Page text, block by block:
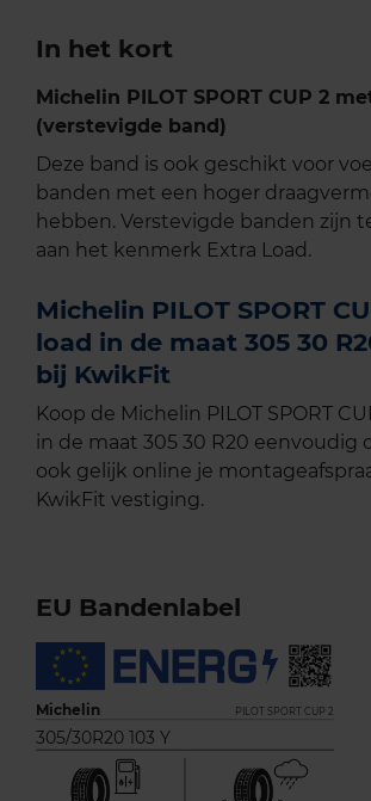
In het kort
Michelin PILOT SPORT CUP 2
(verstevigde band)
Deze band is ook geschikt voor
banden met een hoger
hebben. Verstevigde banden zijn
aan het kenmerk Extra Load.
Michelin PILOT SPORT
load in de maat 305 30
bij KwikFit
Koop de Michelin PILOT SPORT
in de maat 305 30 R20 eenvoudig
ook gelijk online je
KwikFit vestiging.
EU Bandenlabel
Michelin PILOT SPORT CUP 2
305/30R20 103 Y